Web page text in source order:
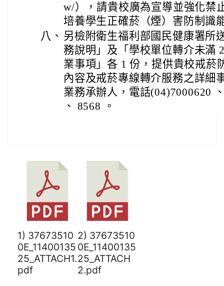
w/），請貴校廣為宣導並強化禁
培養學生正確菸（煙）害防制識
八、 另檢附衛生福利部國民健康署所
務說明」及「學校單位轉介未滿
業事項」各 1 份，提供貴校戒菸
內容及戒菸專線轉介服務之詳細
業務承辦人，電話(04)7000620
、 8568 。
1) 37673510
0E_11400135
25_ATTACH1.
pdf
2) 37673510
0E_11400135
25_ATTACH
2.pdf